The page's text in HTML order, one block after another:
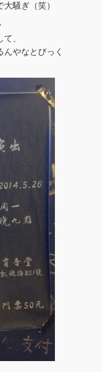
騒ぎ（笑）
、
やなとびっく